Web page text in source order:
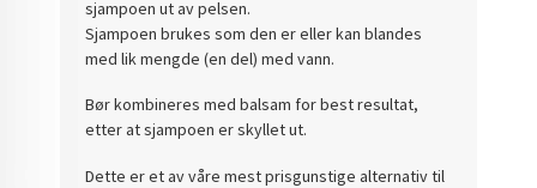
sjampoen ut av pelsen.
Sjampoen brukes som den er eller kan blandes
med lik mengde (en del) med vann.
Bør kombineres med balsam for best resultat,
etter at sjampoen er skyllet ut.
Dette er et av våre mest prisgunstige alternativ til